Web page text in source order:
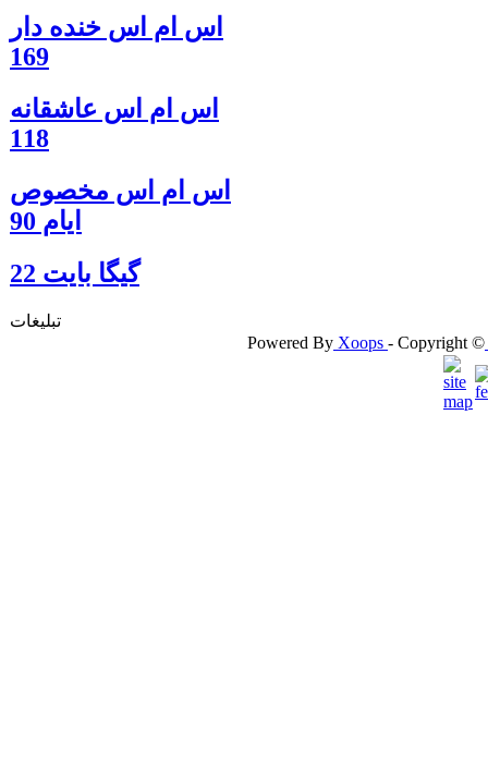
اس ام اس خنده دار
169
اس ام اس عاشقانه
118
اس ام اس مخصوص
ایام 90
گيگا بايت 22
تبلیغات
Powered By Xoops - Copyright ©